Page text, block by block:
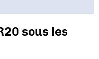
sous les